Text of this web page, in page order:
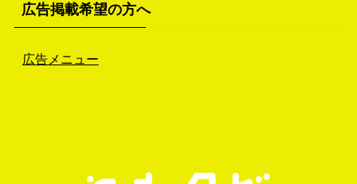
広告掲載希望の方へ
広告メニュー